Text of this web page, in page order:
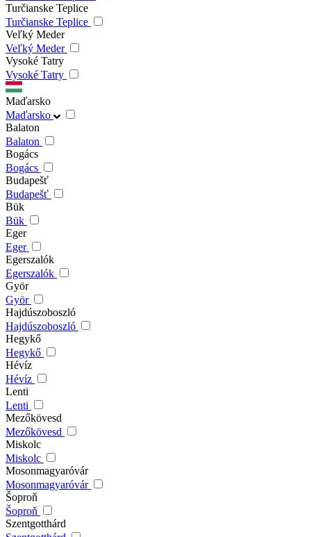
Turčianske Teplice
Turčianske Teplice
Veľký Meder
Veľký Meder
Vysoké Tatry
Vysoké Tatry
Maďarsko
Maďarsko
Balaton
Balaton
Bogács
Bogács
Budapešť
Budapešť
Bük
Bük
Eger
Eger
Egerszalók
Egerszalók
Györ
Györ
Hajdúszoboszló
Hajdúszoboszló
Hegykő
Hegykő
Hévíz
Hévíz
Lenti
Lenti
Mezőkövesd
Mezőkövesd
Miskolc
Miskolc
Mosonmagyaróvár
Mosonmagyaróvár
Šoproň
Šoproň
Szentgotthárd